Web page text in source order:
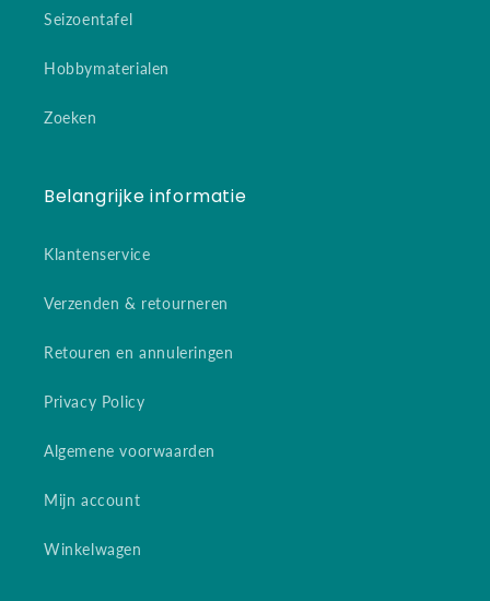
Seizoentafel
Hobbymaterialen
Zoeken
Belangrijke informatie
Klantenservice
Verzenden & retourneren
Retouren en annuleringen
Privacy Policy
Algemene voorwaarden
Mijn account
Winkelwagen